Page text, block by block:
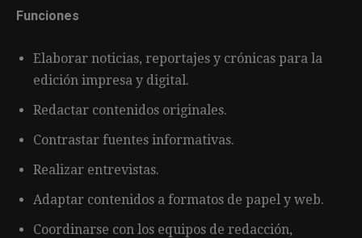
Funciones
Elaborar noticias, reportajes y crónicas para la
edición impresa y digital.
Redactar contenidos originales.
Contrastar fuentes informativas.
Realizar entrevistas.
Adaptar contenidos a formatos de papel y web.
Coordinarse con los equipos de redacción,